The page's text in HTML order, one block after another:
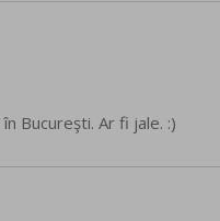
Bucureşti. Ar fi jale. :)